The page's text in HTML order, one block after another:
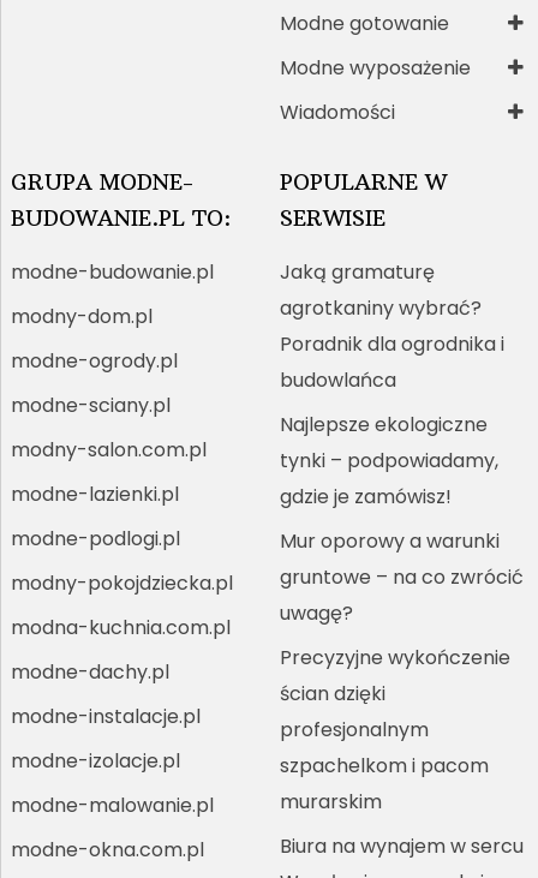
Modne gotowanie
Modne wyposażenie
Wiadomości
GRUPA MODNE-
BUDOWANIE.PL TO:
modne-budowanie.pl
modny-dom.pl
modne-ogrody.pl
modne-sciany.pl
modny-salon.com.pl
modne-lazienki.pl
modne-podlogi.pl
modny-pokojdziecka.pl
modna-kuchnia.com.pl
modne-dachy.pl
modne-instalacje.pl
modne-izolacje.pl
modne-malowanie.pl
modne-okna.com.pl
POPULARNE W
SERWISIE
Jaką gramaturę
agrotkaniny wybrać?
Poradnik dla ogrodnika i
budowlańca
Najlepsze ekologiczne
tynki – podpowiadamy,
gdzie je zamówisz!
Mur oporowy a warunki
gruntowe – na co zwrócić
uwagę?
Precyzyjne wykończenie
ścian dzięki
profesjonalnym
szpachelkom i pacom
murarskim
Biura na wynajem w sercu